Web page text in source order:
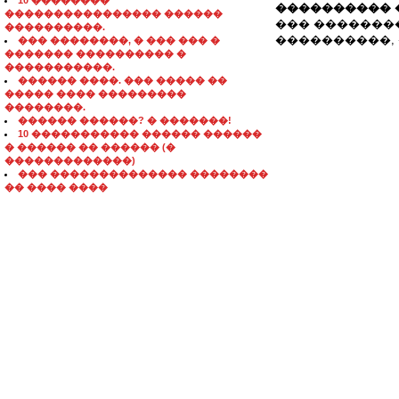
���������������� ������
����������.
��� ��������, � ��� ��� �
������� ���������� �
�����������.
������ ����. ��� ����� ��
����� ���� ���������
��������.
������ ������? � �������!
10 ����������� ������ ������
� ������ �� ������ (�
�������������)
��� �������������� ��������
�� ���� ����
����������
���
����������,